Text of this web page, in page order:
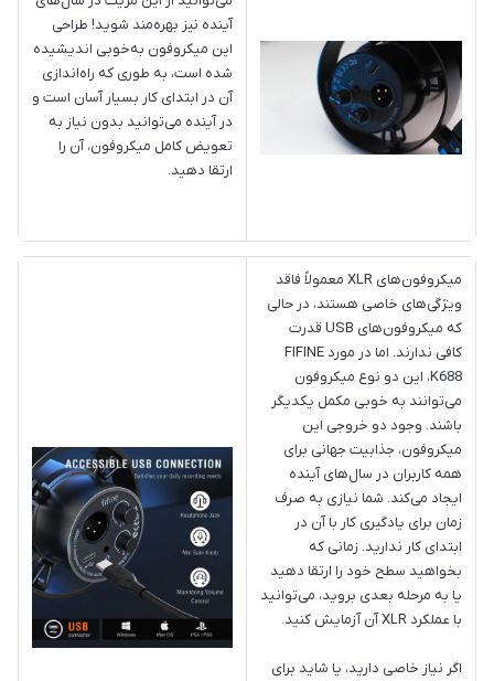
آینده نیز بهره‌مند شوید! طراحی
این میکروفون به‌خوبی اندیشیده
شده است، به طوری که راه‌اندازی
آن در ابتدای کار بسیار آسان است و
در آینده می‌توانید بدون نیاز به
تعویض کامل میکروفون، آن را
ارتقا دهید.
میکروفون‌های XLR معمولاً فاقد
ویژگی‌های خاصی هستند، در حالی
که میکروفون‌های USB قدرت
کافی ندارند. اما در مورد FIFINE
K688، این دو نوع میکروفون
می‌توانند به خوبی مکمل یکدیگر
باشند. وجود دو خروجی این
میکروفون، جذابیت جهانی برای
همه کاربران در سال‌های آینده
ایجاد می‌کند. شما نیازی به صرف
زمان برای یادگیری کار با آن در
ابتدای کار ندارید. زمانی که
بخواهید سطح خود را ارتقا دهید
یا به مرحله بعدی بروید، می‌توانید
با عملکرد XLR آن آزمایش کنید.
اگر نیاز خاصی دارید، یا شاید برای